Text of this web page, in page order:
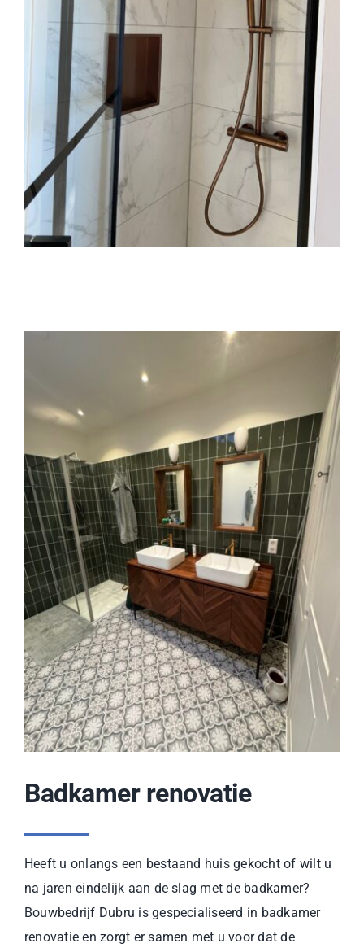
Badkamer renovatie
Heeft u onlangs een bestaand huis gekocht of wilt u
na jaren eindelijk aan de slag met de badkamer?
Bouwbedrijf Dubru is gespecialiseerd in badkamer
renovatie en zorgt er samen met u voor dat de